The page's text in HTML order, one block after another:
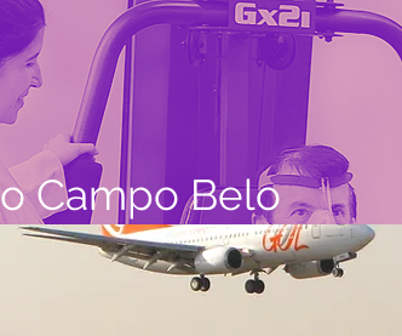
Campo Belo